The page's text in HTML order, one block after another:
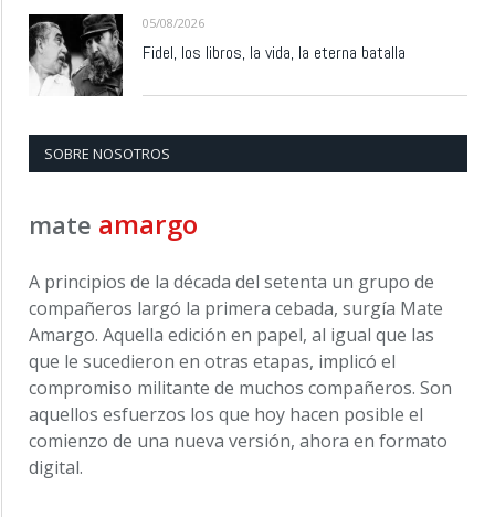
05/08/2026
Fidel, los libros, la vida, la eterna batalla
SOBRE NOSOTROS
mate amargo
A principios de la década del setenta un grupo de
compañeros largó la primera cebada, surgía Mate
Amargo. Aquella edición en papel, al igual que las
que le sucedieron en otras etapas, implicó el
compromiso militante de muchos compañeros. Son
aquellos esfuerzos los que hoy hacen posible el
comienzo de una nueva versión, ahora en formato
digital.